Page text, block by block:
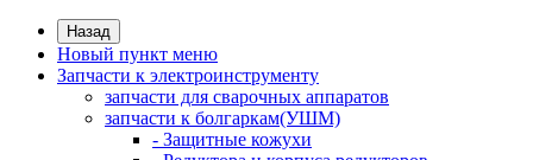
Назад
Новый пункт меню
Запчасти к электроинструменту
запчасти для сварочных аппаратов
запчасти к болгаркам(УШМ)
- Защитные кожухи